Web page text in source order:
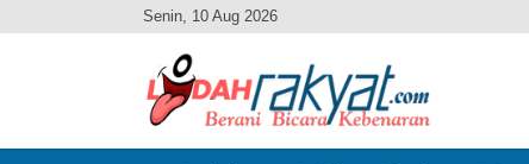
Senin, 10 Aug 2026